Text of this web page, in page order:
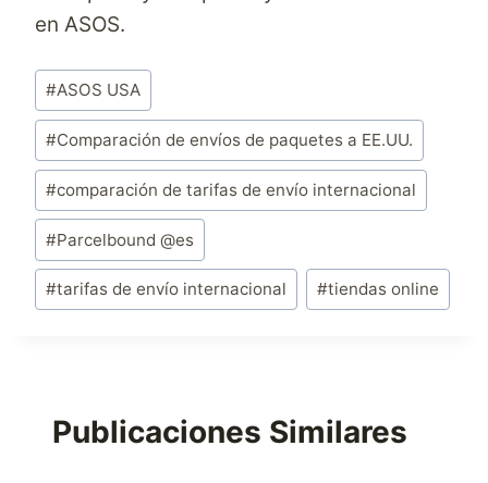
en ASOS.
Etiquetas
de
la
entrada:
#ASOS USA
#Comparación de envíos de paquetes a EE.UU.
#comparación de tarifas de envío internacional
#Parcelbound @es
#tarifas de envío internacional #tiendas online
Publicaciones Similares